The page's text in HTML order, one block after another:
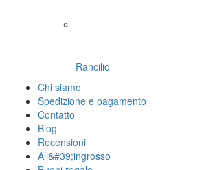
Rancilio
Chi siamo
Spedizione e pagamento
Contatto
Blog
Recensioni
All&#39;ingrosso